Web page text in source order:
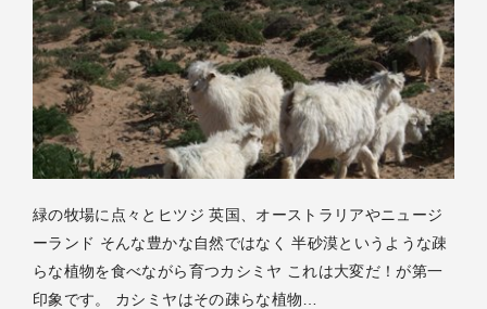
緑の牧場に点々とヒツジ 英国、オーストラリアやニュージ
ーランド そんな豊かな自然ではなく 半砂漠というような疎
らな植物を食べながら育つカシミヤ これは大変だ！が第一
印象です。 カシミヤはその疎らな植物…